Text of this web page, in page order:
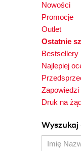
Nowości
Promocje
Outlet
Ostatnie
Bestsellery
Najlepiej
Zapowiedzi
Druk na